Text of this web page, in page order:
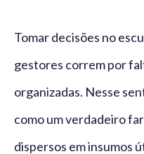
Tomar decisões no
gestores correm por
organizadas. Nesse
como um verdadeiro
dispersos em insumos